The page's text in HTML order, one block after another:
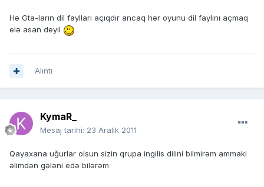
Hə Gta-ların dil faylları açıqdır ancaq hər oyunu dil faylını açmaq
elə asan deyil
Alıntı
KymaR_
Mesaj tarihi: 23 Aralık 2011
Qayaxana uğurlar olsun sizin qrupa ingilis dilini bilmirəm ammaki
əlimdən gələni edə bilərəm